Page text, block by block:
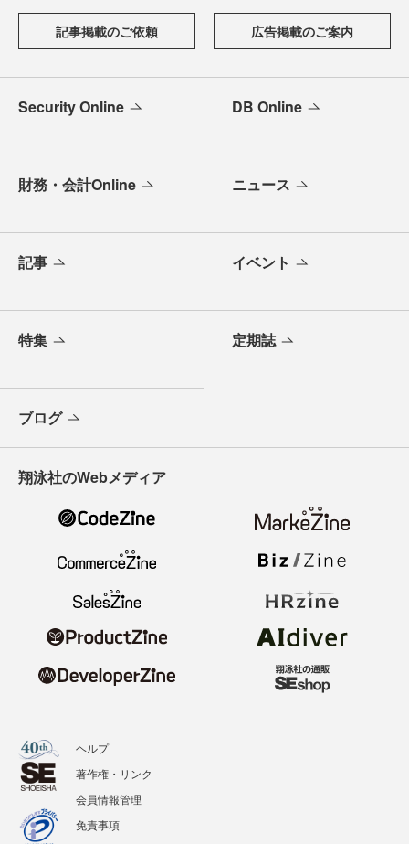
記事掲載のご依頼 広告掲載のご案内
Security Online DB Online
財務・会計Online ニュース
記事 イベント
特集 定期誌
ブログ
翔泳社のWebメディア
ヘルプ
著作権・リンク
会員情報管理
免責事項